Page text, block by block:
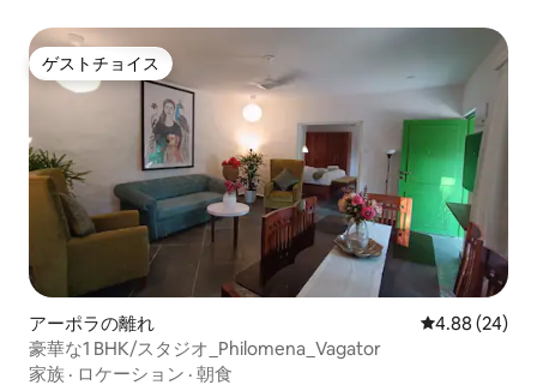
ゲストチョイス
ゲストチョイス
アーポラの離れ レビュー24
4.88 (24)
豪華な1 BHK/スタジオ_Philomena_Vagator
家族 · ロケーション · 朝食